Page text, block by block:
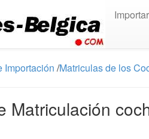
Importación /Matriculas de los
Matriculación